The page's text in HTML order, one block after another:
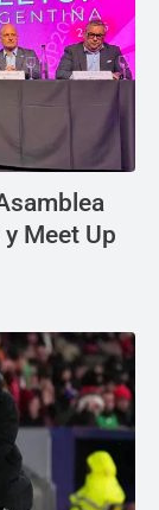
Meet Up